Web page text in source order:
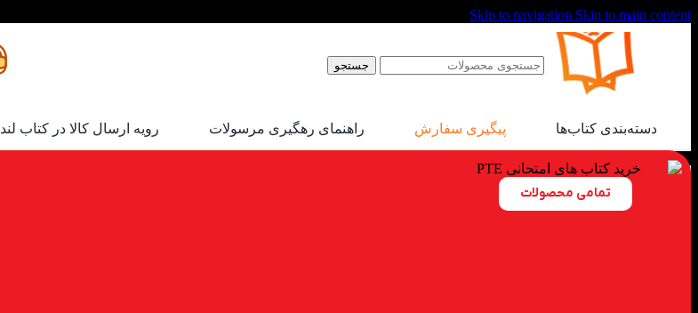
Skip to navigation Skip to main content
جستجو
دسته‌بندی کتاب‌ها پیگیری سفارش راهنمای رهگیری مرسولات رویه ارسال کالا در کتاب لند
exam-books
تمامی محصولات